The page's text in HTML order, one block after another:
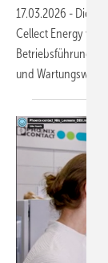
17.03.2026 - Die
Cellect Energy
Betriebsführung.
und